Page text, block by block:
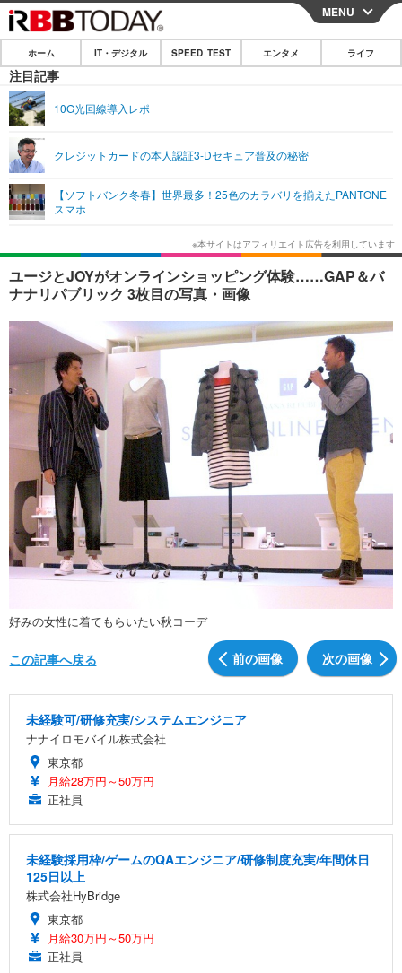
CLOSE
ホーム
IT・デジタル
ショッピング その他
SPEED TEST
エンタメ
エンタメTOP
韓国・芸能
音楽 スポーツ
ショッピング
ライフ
ライフTOP グルメ
ペット ショッピング
その他
リリース一覧
プッシュ通知の停止方法
MENU
ホーム IT・デジタル SPEED TEST エンタメ ライフ
注目記事
10G光回線導入レポ
クレジットカードの本人認証3-Dセキュア普及の秘密
【ソフトバンク冬春】世界最多！25色のカラバリを揃えたPANTONE
スマホ
ユージとJOYがオンラインショッピング体験……GAP＆バ
ナナリパブリック 3枚目の写真・画像
好みの女性に着てもらいたい秋コーデ
前の画像 次の画像
この記事へ戻る
未経験可/研修充実/システムエンジニア
ナナイロモバイル株式会社
東京都
月給28万円～50万円
正社員
未経験採用枠/ゲームのQAエンジニア/研修制度充実/年間休日
125日以上
株式会社HyBridge
東京都
月給30万円～50万円
正社員